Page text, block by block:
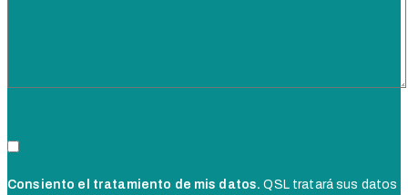
Consiento el tratamiento de mis datos. QSL tratará sus datos